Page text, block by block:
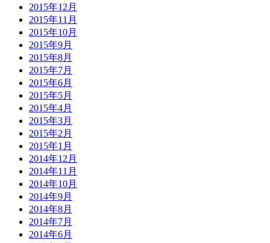
2015年12月
2015年11月
2015年10月
2015年9月
2015年8月
2015年7月
2015年6月
2015年5月
2015年4月
2015年3月
2015年2月
2015年1月
2014年12月
2014年11月
2014年10月
2014年9月
2014年8月
2014年7月
2014年6月